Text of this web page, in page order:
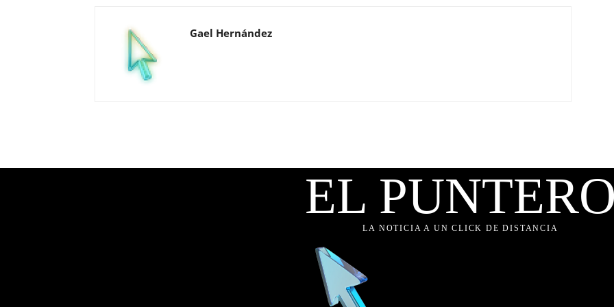
Gael Hernández
EL
LA NOTICIA A UN CLICK DE DISTANCIA